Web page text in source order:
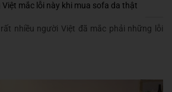
Việt mắc lỗi này khi mua sofa da thật
nhiều người Việt đã mắc phải những lỗi